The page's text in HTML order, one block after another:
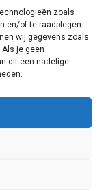
zoals
en/of te raadplegen.
wij gegevens zoals
je geen
dit een nadelige